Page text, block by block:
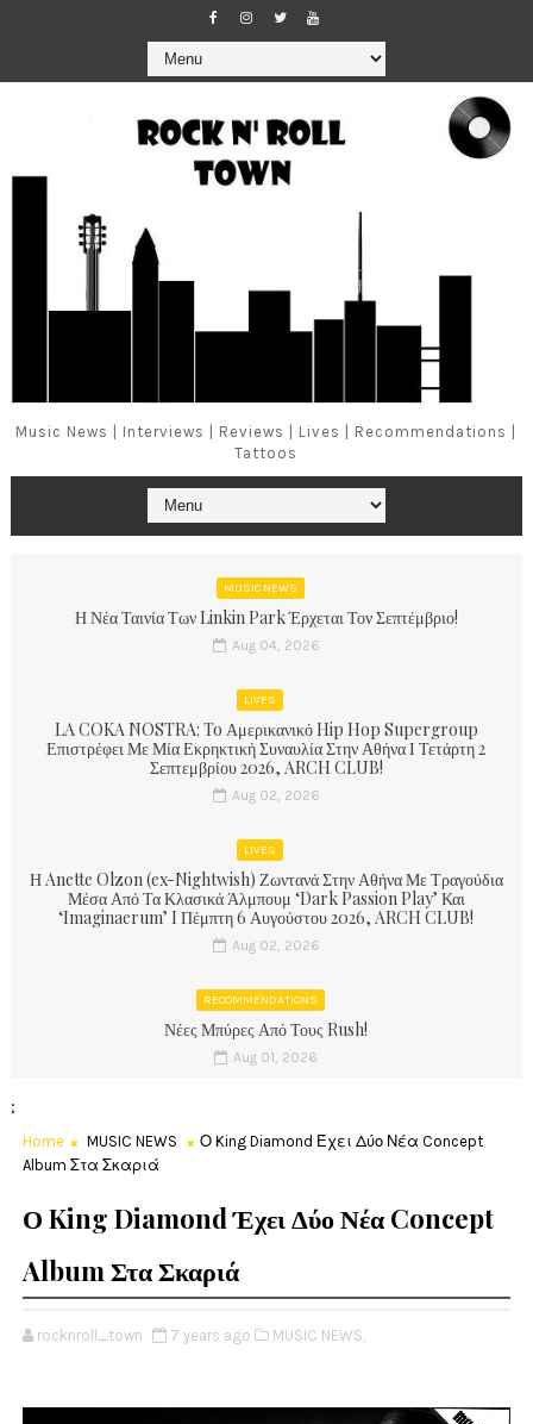
Music News | Interviews | Reviews | Lives | Recommendations |
Tattoos
MUSIC NEWS
Η Νέα Ταινία Των Linkin Park Έρχεται Τον Σεπτέμβριο!
Aug 04, 2026
LIVES
LA COKA NOSTRA: To Αμερικανικό Hip Hop Supergroup
Επιστρέφει Με Μία Εκρηκτική Συναυλία Στην Αθήνα Ι Τετάρτη 2
Σεπτεμβρίου 2026, ARCH CLUB!
Aug 02, 2026
LIVES
Η Anette Olzon (ex-Nightwish) Ζωντανά Στην Αθήνα Με Τραγούδια
Μέσα Από Τα Κλασικά Άλμπουμ ‘Dark Passion Play’ Και
‘Imaginaerum’ I Πέμπτη 6 Αυγούστου 2026, ARCH CLUB!
Aug 02, 2026
RECOMMENDATIONS
Νέες Μπύρες Από Τους Rush!
Aug 01, 2026
;
Home MUSIC NEWS
Ο King Diamond Έχει Δύο Νέα Concept
Album Στα Σκαριά
Ο King Diamond Έχει Δύο Νέα Concept
Album Στα Σκαριά
rocknroll_town 7 years ago MUSIC NEWS,